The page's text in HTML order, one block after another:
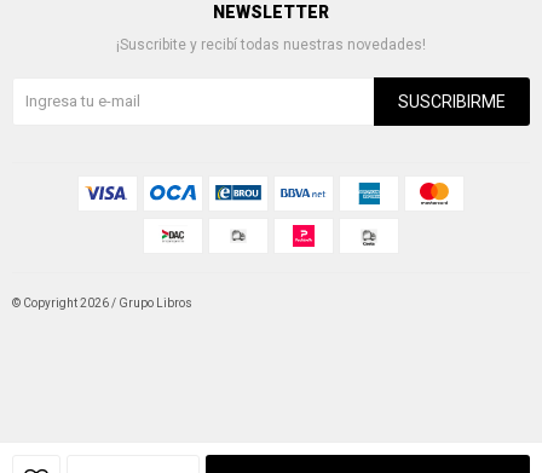
NEWSLETTER
¡Suscribite y recibí todas nuestras novedades!
SUSCRIBIRME
© Copyright 2026 / Grupo Libros